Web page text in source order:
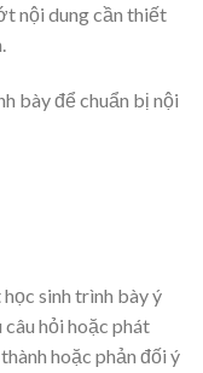
nội dung cần thiết
bày để chuẩn bị nội
sinh trình bày ý
câu hỏi hoặc phát
hoặc phản đối ý